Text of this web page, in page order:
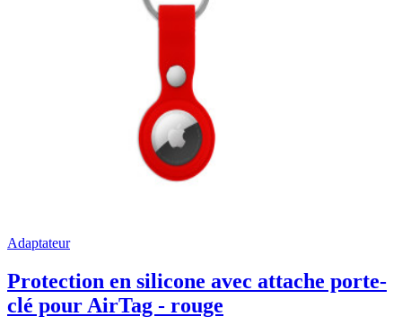
Adaptateur
Protection en silicone avec attache porte-
clé pour AirTag - rouge